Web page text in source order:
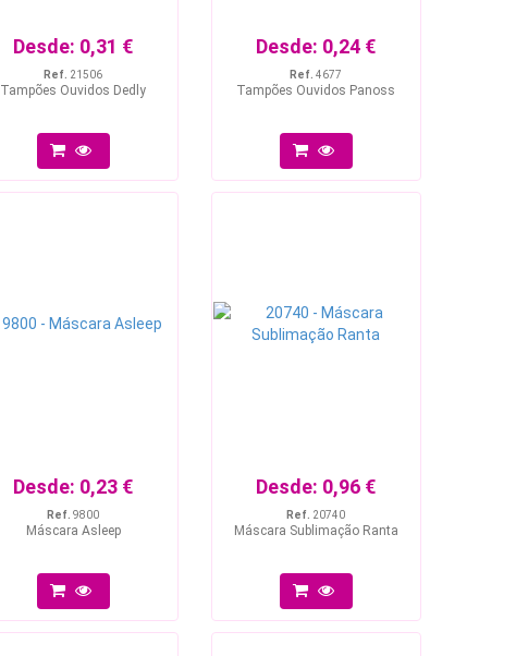
Desde: 0,31 €
Ref. 21506
Tampões Ouvidos Dedly
Desde: 0,24 €
Ref. 4677
Tampões Ouvidos Panoss
Desde: 0,23 €
Ref. 9800
Máscara Asleep
Desde: 0,96 €
Ref. 20740
Máscara Sublimação Ranta